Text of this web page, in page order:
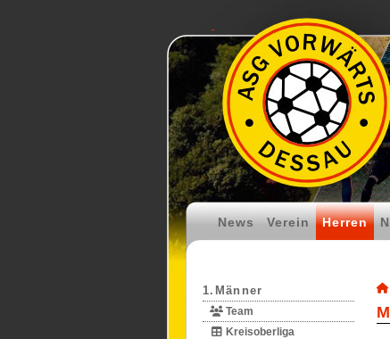
News Verein Herren
1.Männer
Team
Kreisoberliga